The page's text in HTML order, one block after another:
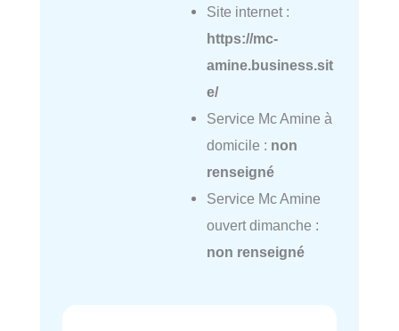
Site internet :
https://mc-
amine.business.sit
e/
Service Mc Amine à
domicile : non
renseigné
Service Mc Amine
ouvert dimanche :
non renseigné